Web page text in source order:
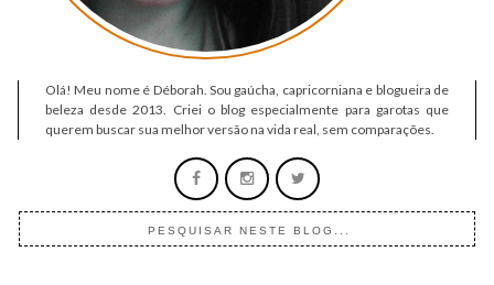
Olá! Meu nome é Déborah. Sou gaúcha, capricorniana e blogueira de
beleza desde 2013. Criei o blog especialmente para garotas que
querem buscar sua melhor versão na vida real, sem comparações.